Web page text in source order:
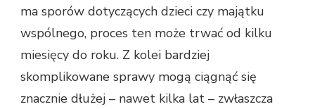
ma sporów dotyczących dzieci czy majątku
wspólnego, proces ten może trwać od kilku
miesięcy do roku. Z kolei bardziej
skomplikowane sprawy mogą ciągnąć się
znacznie dłużej – nawet kilka lat – zwłaszcza